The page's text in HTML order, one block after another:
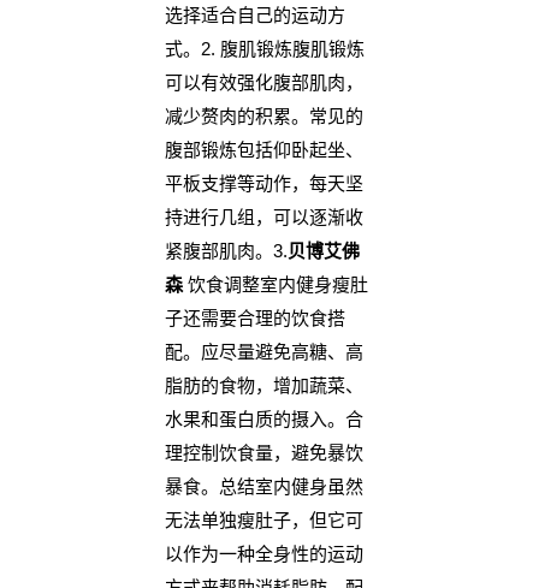
选择适合自己的运动方
式。2. 腹肌锻炼腹肌锻炼
可以有效强化腹部肌肉，
减少赘肉的积累。常见的
腹部锻炼包括仰卧起坐、
平板支撑等动作，每天坚
持进行几组，可以逐渐收
紧腹部肌肉。3.贝博艾佛
森饮食调整室内健身瘦肚
子还需要合理的饮食搭
配。应尽量避免高糖、高
脂肪的食物，增加蔬菜、
水果和蛋白质的摄入。合
理控制饮食量，避免暴饮
暴食。总结室内健身虽然
无法单独瘦肚子，但它可
以作为一种全身性的运动